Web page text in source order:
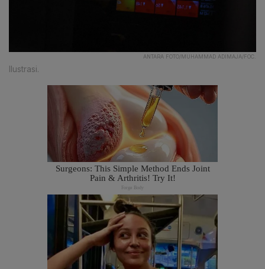
ANTARA FOTO/MUHAMMAD ADIMAJA/FOC.
Ilustrasi.